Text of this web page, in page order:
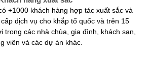
+1000 khách hàng hợp tác xuất sắc và
dịch vụ cho khắp tổ quốc và trên 15
trong các nhà chùa, gia đình, khách sạn,
viên và các dự án khác.